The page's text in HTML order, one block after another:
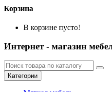
Корзина
В корзине пусто!
Интернет - магазин
Категории